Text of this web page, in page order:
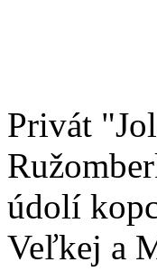
Privát
údolí
Veľkej a